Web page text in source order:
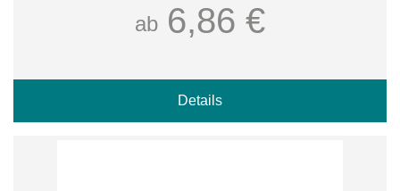
ab 6,86 €
Details